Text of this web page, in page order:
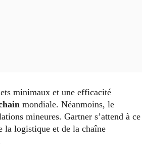
minimaux et une efficacité
mondiale. Néanmoins, le
mineures. Gartner s’attend à ce
la logistique et de la chaîne